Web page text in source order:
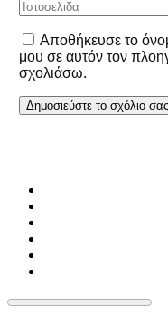
Αποθήκευσε το
μου σε αυτόν τον
σχολιάσω.